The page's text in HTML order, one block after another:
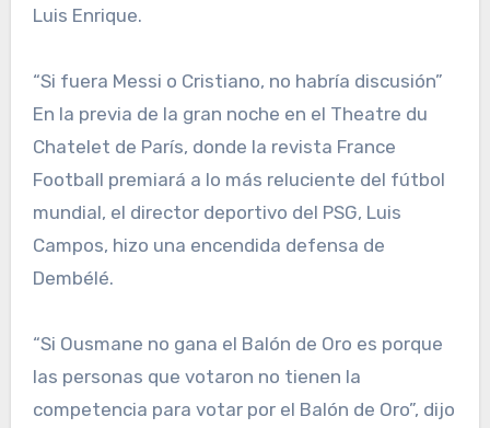
Luis Enrique.
“Si fuera Messi o Cristiano, no habría discusión”
En la previa de la gran noche en el Theatre du
Chatelet de París, donde la revista France
Football premiará a lo más reluciente del fútbol
mundial, el director deportivo del PSG, Luis
Campos, hizo una encendida defensa de
Dembélé.
“Si Ousmane no gana el Balón de Oro es porque
las personas que votaron no tienen la
competencia para votar por el Balón de Oro”, dijo